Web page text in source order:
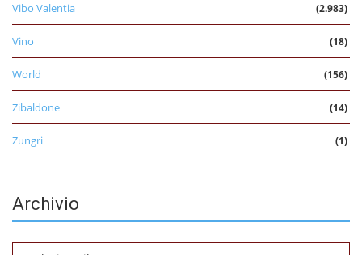
Vibo Valentia (2.983)
Vino (18)
World (156)
Zibaldone (14)
Zungri (1)
Archivio